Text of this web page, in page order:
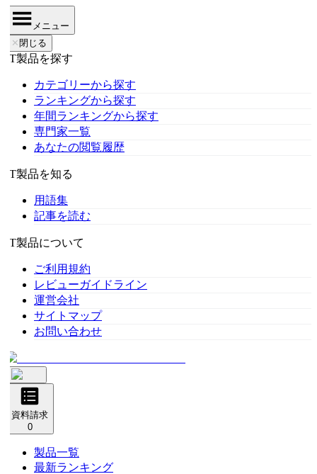
メニュー
閉じる
製品を探す
カテゴリーから探す
ランキングから探す
年間ランキングから探す
専門家一覧
あなたの閲覧履歴
製品を知る
用語集
記事を読む
製品について
ご利用規約
レビューガイドライン
運営会社
サイトマップ
お問い合わせ
資料請求
製品一覧
最新ランキング